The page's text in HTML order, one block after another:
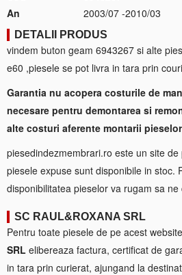
An
2003/07 -2010/03
DETALII PRODUS
vindem buton geam 6943267 si alte
e60 ,piesele se pot livra in tara prin
Garantia nu acopera costurile de
necesare pentru demontarea si
alte costuri aferente montarii
piesedindezmembrari.ro este un site
piesele expuse sunt disponibile in stoc.
disponibilitatea pieselor va rugam sa
SC RAUL&ROXANA SRL
Pentru toate piesele de pe acest
SRL elibereaza factura, certificat de
in tara prin curierat, ajungand la